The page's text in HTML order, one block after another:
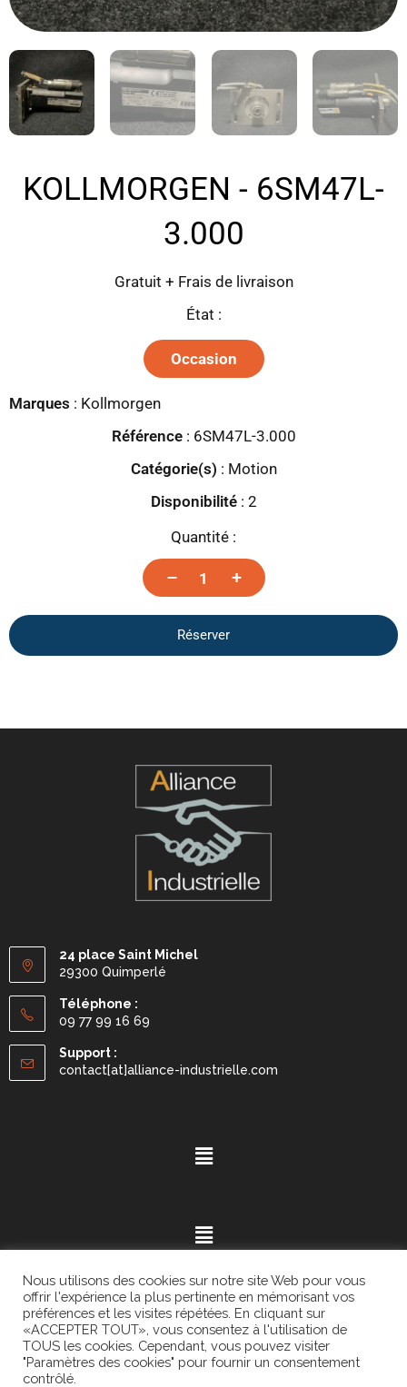
KOLLMORGEN - 6SM47L-
3.000
Gratuit + Frais de livraison
État :
Occasion
Marques : Kollmorgen
Référence: 6SM47L-3.000
Catégorie(s) : Motion
Disponibilité: 2
Quantité :
– +
Réserver
24 place Saint Michel
29300 Quimperlé
Téléphone :
09 77 99 16 69
Support :
contact[at]alliance-industrielle.com
Mention légales - ©2021.Alvaria. All Rights Reserved.
Nous utilisons des cookies sur notre site Web pour vous
offrir l'expérience la plus pertinente en mémorisant vos
préférences et les visites répétées. En cliquant sur
«ACCEPTER TOUT», vous consentez à l'utilisation de
TOUS les cookies. Cependant, vous pouvez visiter
"Paramètres des cookies" pour fournir un consentement
contrôlé.